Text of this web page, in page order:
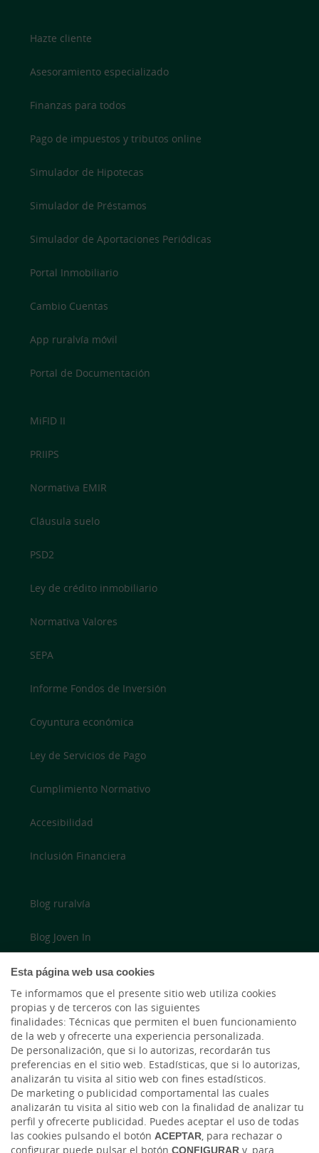
Esta página web usa cookies
Te informamos que el presente sitio web utiliza cookies
propias y de terceros con las siguientes
finalidades: Técnicas que permiten el buen funcionamiento
de la web y ofrecerte una experiencia personalizada.
De personalización, que si lo autorizas, recordarán tus
preferencias en el sitio web. Estadísticas, que si lo autorizas,
analizarán tu visita al sitio web con fines estadísticos.
De marketing o publicidad comportamental las cuales
analizarán tu visita al sitio web con la finalidad de analizar tu
perfil y ofrecerte publicidad. Puedes aceptar el uso de todas
las cookies pulsando el botón ACEPTAR, para rechazar o
configurar puede pulsar el botón CONFIGURAR y, para
Hazte cliente
Asesoramiento especializado
Finanzas para todos
Pago de impuestos y tributos online
Simulador de Hipotecas
Simulador de Préstamos
Simulador de Aportaciones Periódicas
Portal Inmobiliario
Cambio Cuentas
App ruralvía móvil
Portal de Documentación
MiFID II
PRIIPS
Normativa EMIR
Cláusula suelo
PSD2
Ley de crédito inmobiliario
Normativa Valores
SEPA
Informe Fondos de Inversión
Coyuntura económica
Ley de Servicios de Pago
Cumplimiento Normativo
Accesibilidad
Inclusión Financiera
Blog ruralvía
Blog Joven In
Twitter
YouTube
LinkedIn
Cambio de moneda Global Exchange